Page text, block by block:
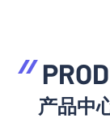
产品中